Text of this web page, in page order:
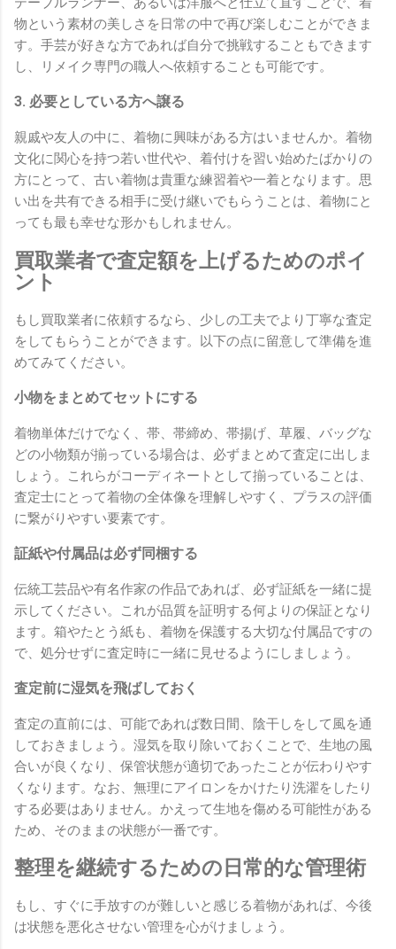
物という素材の美しさを日常の中で再び楽しむことができま
す。手芸が好きな方であれば自分で挑戦することもできます
し、リメイク専門の職人へ依頼することも可能です。
3. 必要としている方へ譲る
親戚や友人の中に、着物に興味がある方はいませんか。着物
文化に関心を持つ若い世代や、着付けを習い始めたばかりの
方にとって、古い着物は貴重な練習着や一着となります。思
い出を共有できる相手に受け継いでもらうことは、着物にと
っても最も幸せな形かもしれません。
買取業者で査定額を上げるためのポイ
ント
もし買取業者に依頼するなら、少しの工夫でより丁寧な査定
をしてもらうことができます。以下の点に留意して準備を進
めてみてください。
小物をまとめてセットにする
着物単体だけでなく、帯、帯締め、帯揚げ、草履、バッグな
どの小物類が揃っている場合は、必ずまとめて査定に出しま
しょう。これらがコーディネートとして揃っていることは、
査定士にとって着物の全体像を理解しやすく、プラスの評価
に繋がりやすい要素です。
証紙や付属品は必ず同梱する
伝統工芸品や有名作家の作品であれば、必ず証紙を一緒に提
示してください。これが品質を証明する何よりの保証となり
ます。箱やたとう紙も、着物を保護する大切な付属品ですの
で、処分せずに査定時に一緒に見せるようにしましょう。
査定前に湿気を飛ばしておく
査定の直前には、可能であれば数日間、陰干しをして風を通
しておきましょう。湿気を取り除いておくことで、生地の風
合いが良くなり、保管状態が適切であったことが伝わりやす
くなります。なお、無理にアイロンをかけたり洗濯をしたり
する必要はありません。かえって生地を傷める可能性がある
ため、そのままの状態が一番です。
整理を継続するための日常的な管理術
もし、すぐに手放すのが難しいと感じる着物があれば、今後
は状態を悪化させない管理を心がけましょう。